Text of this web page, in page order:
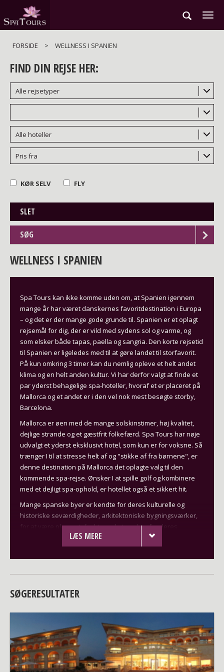
hovedindhold
FORSIDE > WELLNESS I SPANIEN
FIND DIN REJSE HER:
Alle rejsetyper
Alle hoteller
Pris fra
KØR SELV FLY
SLET
SØG
WELLNESS I SPANIEN
Spa Tours kan ikke komme uden om, at Spanien igennem
mange år har været danskernes favoritdestination i Europa
– og det er der mange gode grunde til. Spanien er et oplagt
rejsemål for dig, der er vild med sydens sol og varme, og
som elsker både tapas, paella og sangria. Den korte rejsetid
til Spanien er ligeledes med til at gøre landet til storfavorit.
På kun omkring 3 timer kan du nemlig opleve et helt andet
klima og en helt anden kultur. Vi har derfor valgt at finde et
par yderst behagelige spa-hoteller, hvoraf et er placeret på
Mallorca og et andet er i den vel nok mest besøgte storby,
Barcelona.
Mallorca er øen med de mange solskinstimer, høj kvalitet,
dejlige strande og et gæstfrit folkefærd. Spa Tours har nøje
udvalgt et yderst eksklusivt hotel, som kun er for voksne. Så
trænger I til at stresse helt af og "stikke af fra børnene", er
denne destination på Mallorca det oplagte valg til den
kommende spa-rejse. Ønsker I at spille golf og kombinere
med et dejligt spa-ophold, er hotellet også et sikkert hit.
Mange spanske byer er kendte for deres kulturelle og
historiske seværdigheder, arkitektoniske bygningsværker,
for at være placeret direkte ved stranden, for deres
avenuer og boulevarder eller for shopping, men ingen har
det hele som Barcelona. Den spanske storby, der er
placeret på østkysten, er utrolig populær, da du kan tage på
luksuriøs shopping på La Rambla.
Tag på wellness-resort i
Spanien
Hos Spa Tours kan du få masser af wellness, hvis du rejser
til Spanien. Vi tilbyder fx et lækkert ophold på det 5-
LÆS MERE
SØGERESULTATER